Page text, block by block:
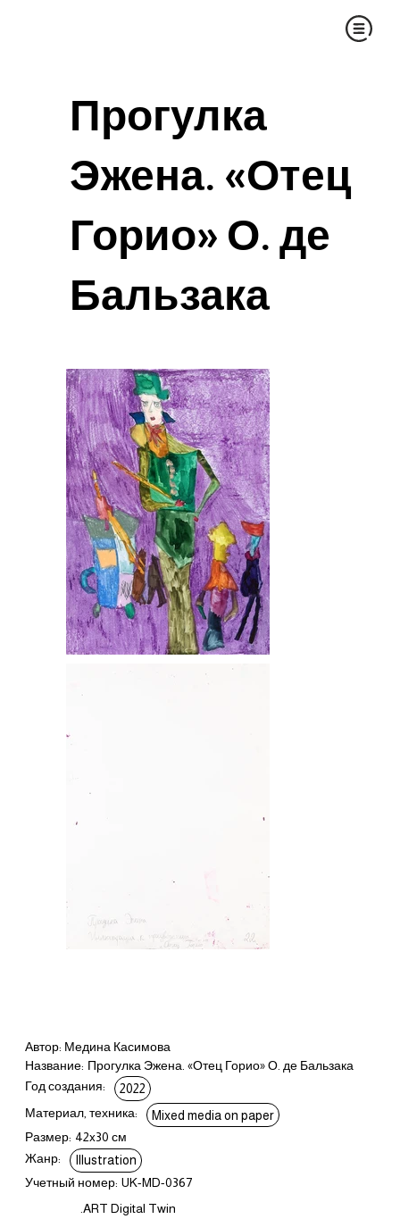
Прогулка
Эжена. «Отец
Горио» О. де
Бальзака
Автор: Медина Касимова
Название: Прогулка Эжена. «Отец Горио» О. де Бальзака
Год создания:
2022
Материал, техника:
Mixed media on paper
Размер: 42x30 см
Жанр:
Illustration
Учетный номер: UK-MD-0367
.ART Digital Twin